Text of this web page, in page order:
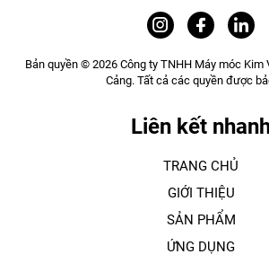
Bản quyền © 2026 Công ty TNHH Máy móc Kim
Cảng. Tất cả các quyền được
Liên kết
TRANG CHỦ
GIỚI THIỆU
SẢN PHẨM
ỨNG DỤNG